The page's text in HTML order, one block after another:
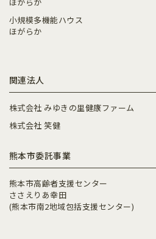
小規模多機能ハウス
ほがらか
関連法人
株式会社 みゆきの里健康ファーム
株式会社 笑健
熊本市委託事業
熊本市高齢者支援センター
ささえりあ幸田
(熊本市南2地域包括支援センター)